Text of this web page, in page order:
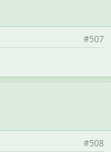
#507
#508